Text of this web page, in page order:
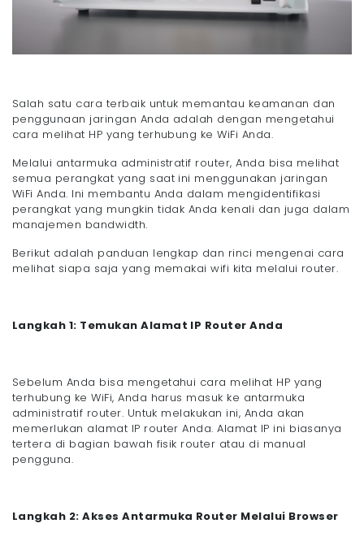
Salah satu cara terbaik untuk memantau keamanan dan
penggunaan jaringan Anda adalah dengan mengetahui
cara melihat HP yang terhubung ke WiFi Anda.
Melalui antarmuka administratif router, Anda bisa melihat
semua perangkat yang saat ini menggunakan jaringan
WiFi Anda. Ini membantu Anda dalam mengidentifikasi
perangkat yang mungkin tidak Anda kenali dan juga dalam
manajemen bandwidth.
Berikut adalah panduan lengkap dan rinci mengenai cara
melihat siapa saja yang memakai wifi kita melalui router.
Langkah 1: Temukan Alamat IP Router Anda
Sebelum Anda bisa mengetahui cara melihat HP yang
terhubung ke WiFi, Anda harus masuk ke antarmuka
administratif router. Untuk melakukan ini, Anda akan
memerlukan alamat IP router Anda. Alamat IP ini biasanya
tertera di bagian bawah fisik router atau di manual
pengguna.
Langkah 2: Akses Antarmuka Router Melalui Browser